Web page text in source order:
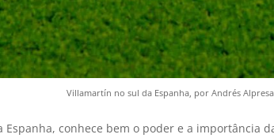
Villamartín no sul da Espanha, por Andrés Alpresa
conhece bem o poder e a importância